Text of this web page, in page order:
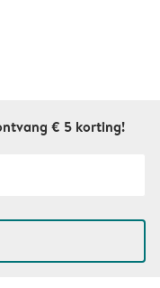
€ 5 korting!